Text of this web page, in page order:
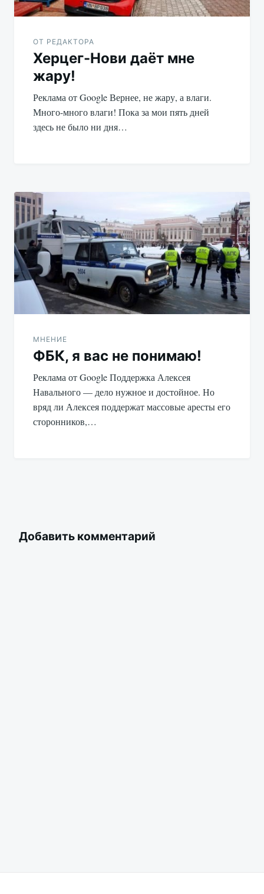
ОТ РЕДАКТОРА
Херцег-Нови даёт мне
жару!
Реклама от Google Вернее, не жару, а влаги.
Много-много влаги! Пока за мои пять дней
здесь не было ни дня…
МНЕНИЕ
ФБК, я вас не понимаю!
Реклама от Google Поддержка Алексея
Навального — дело нужное и достойное. Но
вряд ли Алексея поддержат массовые аресты его
сторонников,…
Добавить комментарий